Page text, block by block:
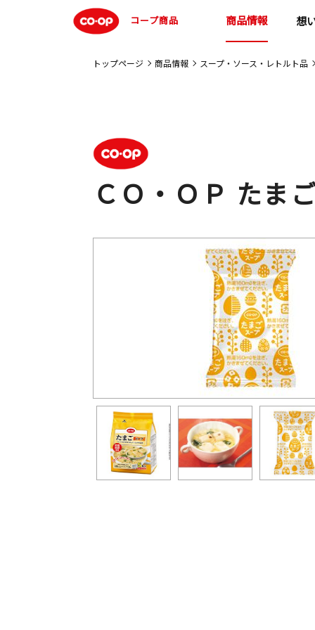
コープ商品 商品情報 想
トップページ 商品情報 スープ・ソース・レトルト品
ＣＯ・ＯＰ たま